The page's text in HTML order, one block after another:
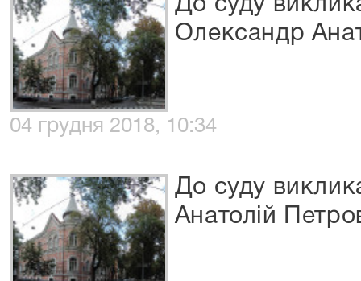
До суду
Олександр
04 грудня 2018, 10:34
До суду
Анатолій